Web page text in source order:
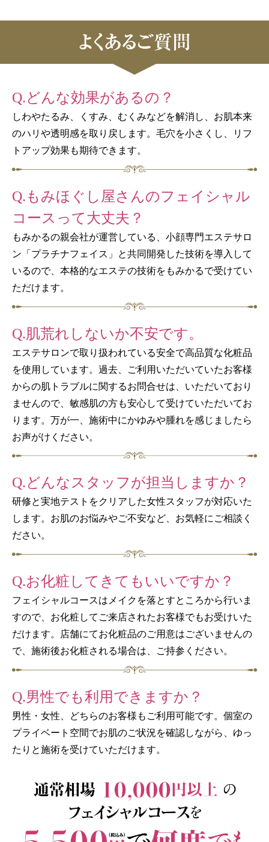
Q.どんな効果があるの？
しわやたるみ、くすみ、むくみなどを解消し、お肌本来
のハリや透明感を取り戻します。毛穴を小さくし、リフ
トアップ効果も期待できます。
Q.もみほぐし屋さんのフェイシャル
コースって大丈夫？
もみかるの親会社が運営している、小顔専門エステサロ
ン「プラチナフェイス」と共同開発した技術を導入して
いるので、本格的なエステの技術をもみかるで受けてい
ただけます。
Q.肌荒れしないか不安です。
エステサロンで取り扱われている安全で高品質な化粧品
を使用しています。過去、ご利用いただいていたお客様
からの肌トラブルに関するお問合せは、いただいており
ませんので、敏感肌の方も安心して受けていただいてお
ります。万が一、施術中にかゆみや腫れを感じましたら
お声がけください。
Q.どんなスタッフが担当しますか？
研修と実地テストをクリアした女性スタッフが対応いた
します。お肌のお悩みやご不安など、お気軽にご相談く
ださい。
Q.お化粧してきてもいいですか？
フェイシャルコースはメイクを落とすところから行いま
すので、お化粧してご来店されたお客様でもお受けいた
だけます。店舗にてお化粧品のご用意はございませんの
で、施術後お化粧される場合は、ご持参ください。
Q.男性でも利用できますか？
男性・女性、どちらのお客様もご利用可能です。個室の
プライベート空間でお肌のご状況を確認しながら、ゆっ
たりと施術を受けていただけます。